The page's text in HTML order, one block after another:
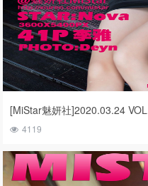
[MiStar魅妍社]2020.03.24
4119